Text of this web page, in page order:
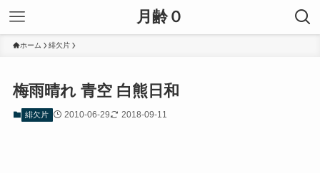
月齢０
ホーム 緋欠片
梅雨晴れ 青空 白熊日和
緋欠片 2010-06-29 2018-09-11